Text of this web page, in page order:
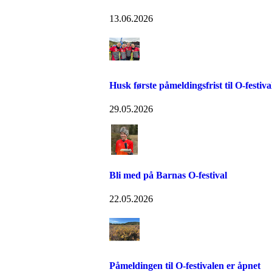
13.06.2026
Husk første påmeldingsfrist til O-
29.05.2026
Bli med på Barnas O-festival
22.05.2026
Påmeldingen til O-festivalen er åpnet